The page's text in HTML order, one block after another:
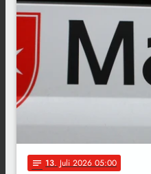
notes 13. Juli 2026 05:00